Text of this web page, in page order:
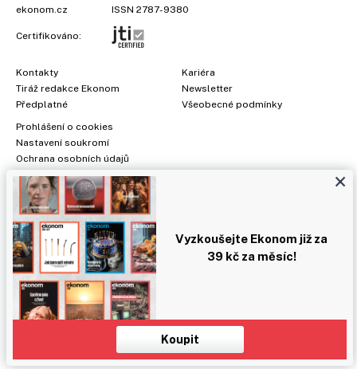
ekonom.cz
ISSN 2787-9380
Certifikováno:
Kontakty
Tiráž redakce Ekonom
Předplatné
Kariéra
Newsletter
Všeobecné podmínky
Prohlášení o cookies
Nastavení soukromí
Ochrana osobních údajů
Inzerce , obchodní garant:Adéla Formáčková
Jakékoliv užití obsahu, včetně převzetí článků, je bez souhlasu
Economia, a.s. zapovězeno. Bez souhlasu Economia, a.s. je
zapovězeno též rozmnožování obsahu pro účely automatizované
analýzy textů nebo dat podle ustanovení § 39c autorského zákona.
Vyzkoušejte Ekonom již za
39 kč za měsíc!
Koupit
×